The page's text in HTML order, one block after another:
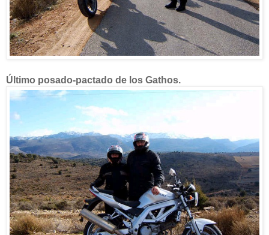
Último posado-pactado de los Gathos.